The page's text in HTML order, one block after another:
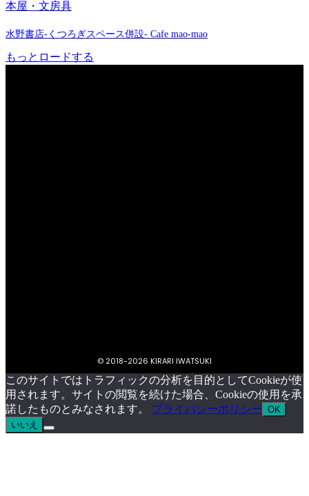
本屋・文房具
水野書店-くつろぎスペース併設- Cafe mao-mao
もっとロードする
© 2018-2026 KIRARI IWATSUKI
このサイトではトラフィックの分析を目的としてCookieが使
用されます。サイトの閲覧を続けた場合、Cookieの使用を承
諾したものとみなされます。 プライバシーポリシー OK
いいえ